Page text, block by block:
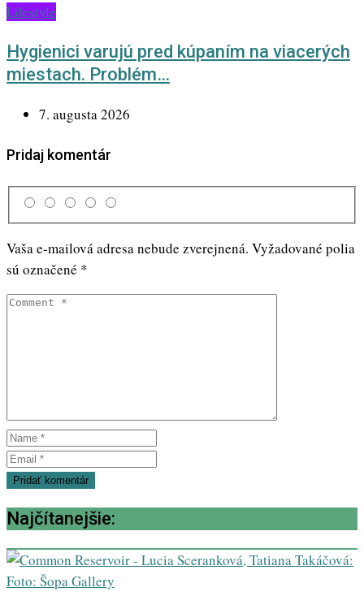
Lifestyle
Hygienici varujú pred kúpaním na viacerých
miestach. Problém…
7. augusta 2026
Pridaj komentár
Vaša e-mailová adresa nebude zverejnená. Vyžadované polia
sú označené *
Najčítanejšie: